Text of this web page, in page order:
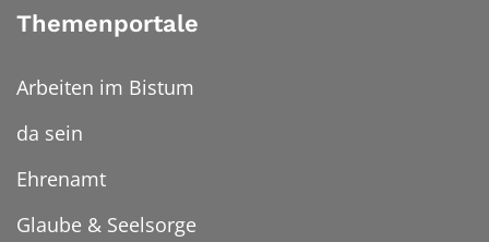
Themenportale
Arbeiten im Bistum
da sein
Ehrenamt
Glaube & Seelsorge